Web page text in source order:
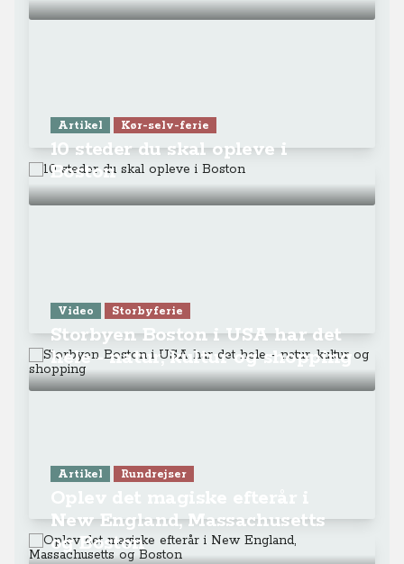
Artikel Kør-selv-ferie
10 steder du skal opleve i
Boston
Video Storbyferie
Storbyen Boston i USA har det
hele - natur, kultur og shopping
Artikel Rundrejser
New England, Massachusetts
og Boston